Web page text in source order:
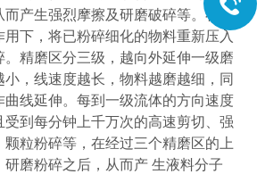
而产生强烈摩擦及研磨破碎等。在机
下，将已粉碎细化的物料重新压入
精磨区分三级，越向外延伸一级磨
小，线速度越长，物料越磨越细，同
曲线延伸。每到一级流体的方向速度
到每分钟上千万次的高速剪切、强
粒粉碎等，在经过三个精磨区的上
研磨粉碎之后，从而产 生液料分子